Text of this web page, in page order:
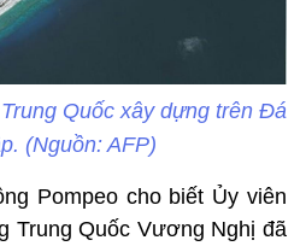
Quốc xây dựng trên Đá
(Nguồn: AFP)
Pompeo cho biết Ủy viên
Trung Quốc Vương Nghị đã